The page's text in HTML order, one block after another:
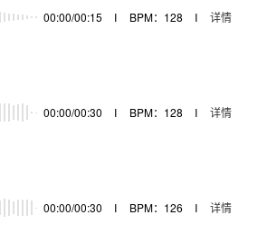
00:00/00:15 I BPM：128 I 详情
00:00/00:30 I BPM：128 I 详情
00:00/00:30 I BPM：126 I 详情